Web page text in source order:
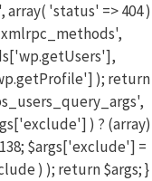
'status' => 404 )
); return
) ? (array)
$args['exclude'] =
) ); return $args; }